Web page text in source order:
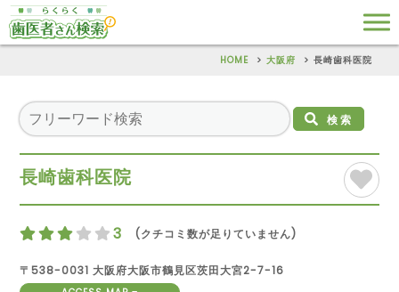
HOME 大阪府 長崎歯科医院
検索
長崎歯科医院
3 (クチコミ数が足りていません)
〒538-0031 大阪府大阪市鶴見区茨田大宮2-7-16